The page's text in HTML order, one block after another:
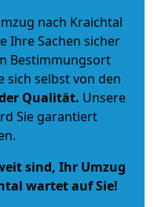
nach Kraichtal
Ihre Sachen sicher
Bestimmungsort
sich selbst von den
Qualität. Unsere
Sie garantiert
sind, Ihr Umzug
wartet auf Sie!